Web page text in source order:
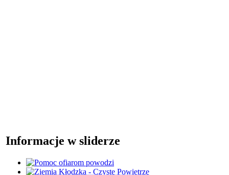
Informacje w sliderze